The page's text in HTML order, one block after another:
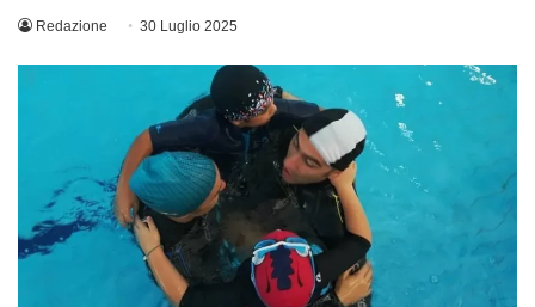
Redazione 30 Luglio 2025